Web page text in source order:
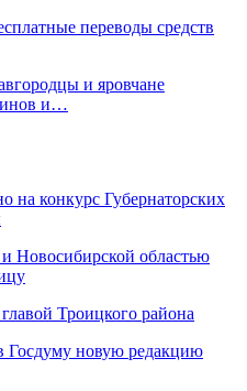
переводы средств
и яровчане
и…
на конкурс Губернаторских
Новосибирской областью
Троицкого района
Госдуму новую редакцию